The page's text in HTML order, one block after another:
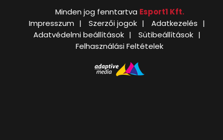
Minden jog fenntartva Esport1 Kft.
Impresszum
Szerzői jogok
Adatkezelés
Adatvédelmi beállítások
Sütibeállítások
Felhasználási Feltételek